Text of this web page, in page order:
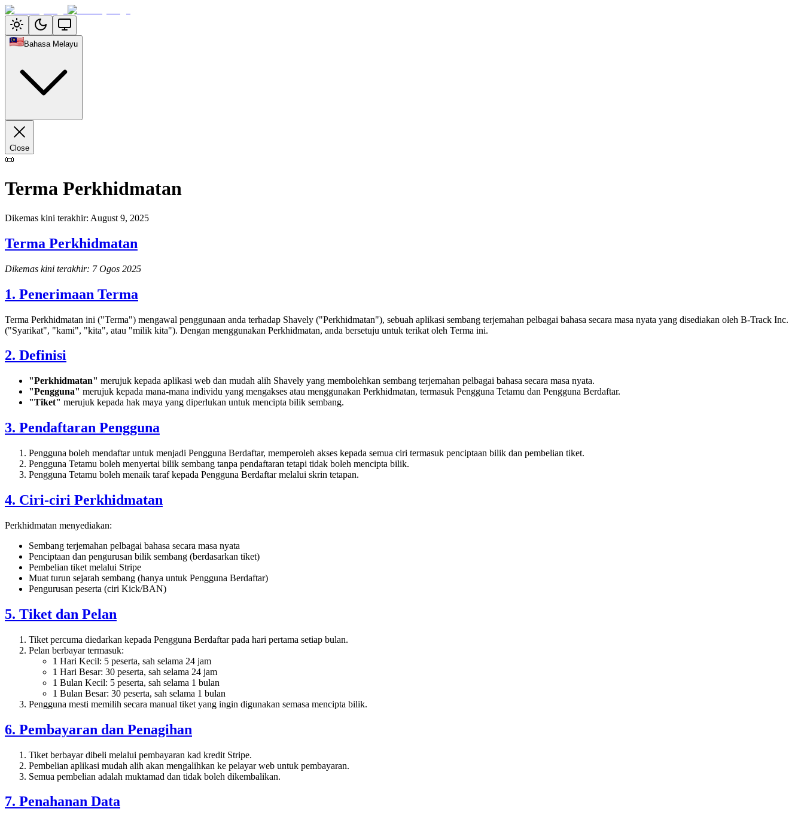
Bahasa Melayu
Close
📜
Terma Perkhidmatan
Dikemas kini terakhir: August 9, 2025
Terma Perkhidmatan
Dikemas kini terakhir: 7 Ogos 2025
1. Penerimaan Terma
Terma Perkhidmatan ini ("Terma") mengawal penggunaan anda terhadap Shavely ("Perkhidmatan"), sebuah aplikasi sembang terjemahan pelbagai bahasa secara masa nyata yang disediakan oleh B-Track Inc.
("Syarikat", "kami", "kita", atau "milik kita"). Dengan menggunakan Perkhidmatan, anda bersetuju untuk terikat oleh Terma ini.
2. Definisi
"Perkhidmatan" merujuk kepada aplikasi web dan mudah alih Shavely yang membolehkan sembang terjemahan pelbagai bahasa secara masa nyata.
"Pengguna" merujuk kepada mana-mana individu yang mengakses atau menggunakan Perkhidmatan, termasuk Pengguna Tetamu dan Pengguna Berdaftar.
"Tiket" merujuk kepada hak maya yang diperlukan untuk mencipta bilik sembang.
3. Pendaftaran Pengguna
Pengguna boleh mendaftar untuk menjadi Pengguna Berdaftar, memperoleh akses kepada semua ciri termasuk penciptaan bilik dan pembelian tiket.
Pengguna Tetamu boleh menyertai bilik sembang tanpa pendaftaran tetapi tidak boleh mencipta bilik.
Pengguna Tetamu boleh menaik taraf kepada Pengguna Berdaftar melalui skrin tetapan.
4. Ciri-ciri Perkhidmatan
Perkhidmatan menyediakan:
Sembang terjemahan pelbagai bahasa secara masa nyata
Penciptaan dan pengurusan bilik sembang (berdasarkan tiket)
Pembelian tiket melalui Stripe
Muat turun sejarah sembang (hanya untuk Pengguna Berdaftar)
Pengurusan peserta (ciri Kick/BAN)
5. Tiket dan Pelan
Tiket percuma diedarkan kepada Pengguna Berdaftar pada hari pertama setiap bulan.
Pelan berbayar termasuk:
1 Hari Kecil: 5 peserta, sah selama 24 jam
1 Hari Besar: 30 peserta, sah selama 24 jam
1 Bulan Kecil: 5 peserta, sah selama 1 bulan
1 Bulan Besar: 30 peserta, sah selama 1 bulan
Pengguna mesti memilih secara manual tiket yang ingin digunakan semasa mencipta bilik.
6. Pembayaran dan Penagihan
Tiket berbayar dibeli melalui pembayaran kad kredit Stripe.
Pembelian aplikasi mudah alih akan mengalihkan ke pelayar web untuk pembayaran.
Semua pembelian adalah muktamad dan tidak boleh dikembalikan.
7. Penahanan Data